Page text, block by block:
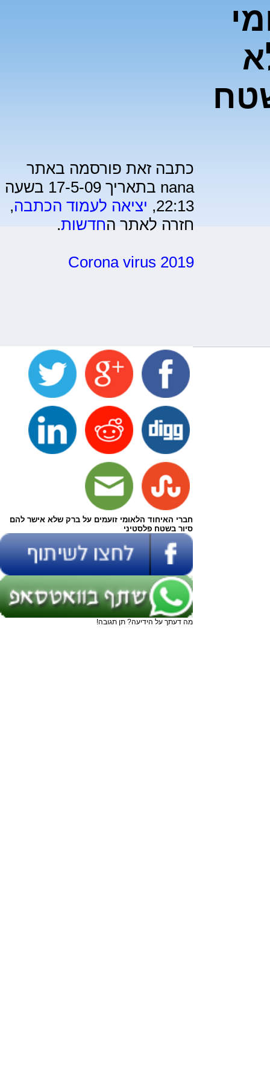
כתבה זאת פורסמה באתר
nana בתאריך 17-5-09 בשעה
22:13, יציאה לעמוד הכתבה,
חזרה לאתר החדשות.
Corona virus 2019
חברי האיחוד הלאומי זועמים על ברק שלא אישר להם
סיור בשטח פלסטיני
מה דעתך על הידיעה? תן תגובה!